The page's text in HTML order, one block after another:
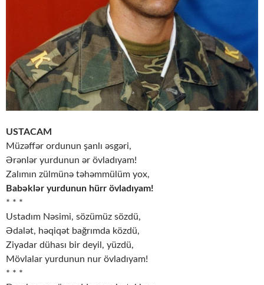
USTACAM
Müzəffər ordunun şanlı əsgəri,
Ərənlər yurdunun ər övladıyam!
Zalımın zülmünə təhəmmülüm yox,
Babəklər yurdunun hürr övladıyam!
* * *
Ustadım Nəsimi, sözümüz sözdü,
Ədalət, həqiqət bağrımda közdü,
Ziyadar dühası bir deyil, yüzdü,
Mövlalar yurdunun nur övladıyam!
* * *